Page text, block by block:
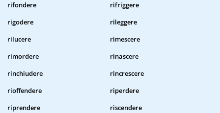
rifondere
rifriggere
rigodere
rileggere
rilucere
rimescere
rimordere
rinascere
rinchiudere
rincrescere
rioffendere
riperdere
riprendere
riscendere